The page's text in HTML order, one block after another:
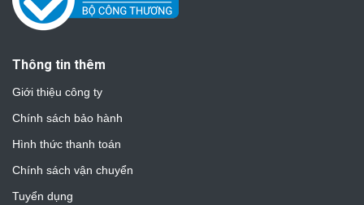
Thông tin thêm
Giới thiệu công ty
Chính sách bảo hành
Hình thức thanh toán
Chính sách vận chuyển
Tuyển dụng